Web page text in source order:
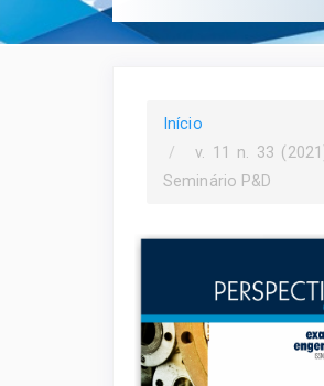
Início
v. 11 n. 33
Seminário P&D